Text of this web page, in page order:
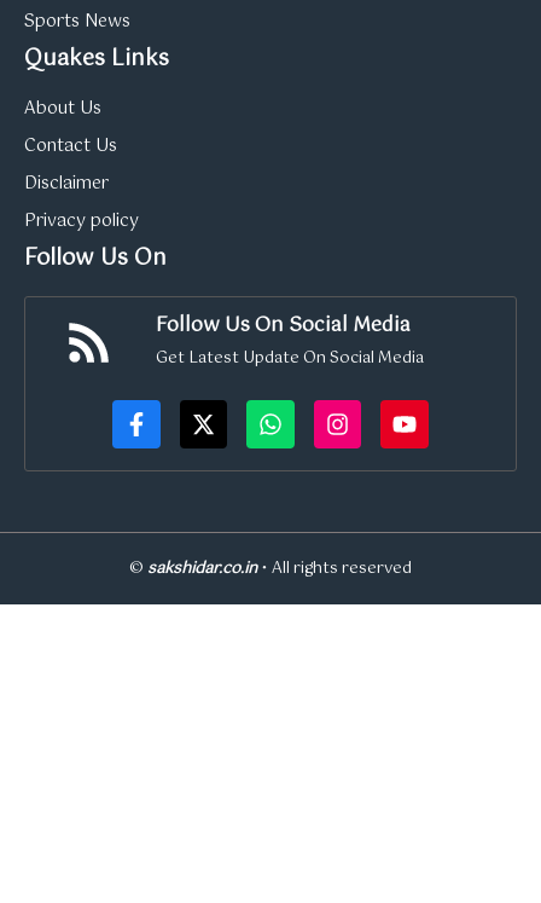
Sports News
Quakes Links
About Us
Contact Us
Disclaimer
Privacy policy
Follow Us On
Follow Us On Social Media
Get Latest Update On Social Media
© sakshidar.co.in• All rights reserved